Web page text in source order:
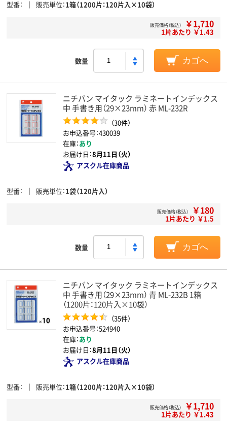
型番 販売単位 1箱（1200片：120片入×10袋）
販売価格（税込） ￥1,710
1片あたり ￥1.43
数量 カゴへ
ニチバン マイタック ラミネートインデックス
中 手書き用（29×23mm） 赤 ML-232R
（30件）
お申込番号：430039
在庫：あり
お届け日：8月11日（火）
アスクル在庫商品
型番 販売単位 1袋（120片入）
販売価格（税込） ￥180
1片あたり ￥1.5
数量 カゴへ
ニチバン マイタック ラミネートインデックス
中 手書き用（29×23mm） 青 ML-232B 1箱
（1200片：120片入×10袋）
（35件）
お申込番号：524940
在庫：あり
お届け日：8月11日（火）
アスクル在庫商品
型番 販売単位 1箱（1200片：120片入×10袋）
販売価格（税込） ￥1,710
1片あたり ￥1.43